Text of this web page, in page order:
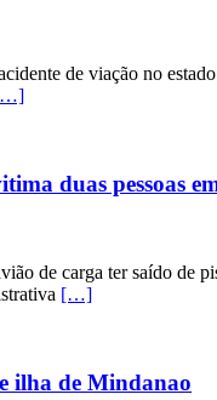
de viação no
duas pessoas
de carga ter saído
[…]
ilha de Mindanao